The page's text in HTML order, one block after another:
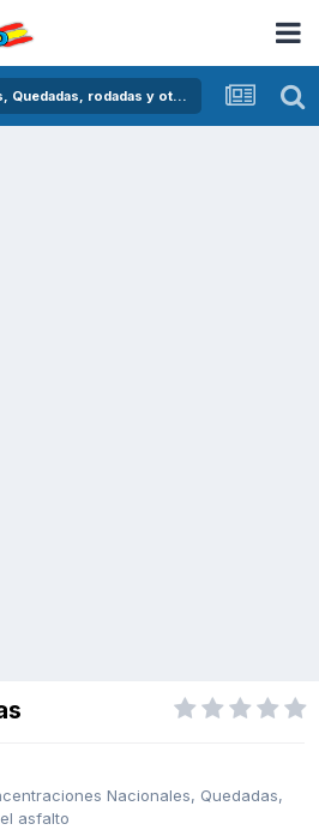
Concentraciones Nacionales, Quedadas, rodadas y otras crónicas del asfalto
Nacionales, Quedadas,
asfalto